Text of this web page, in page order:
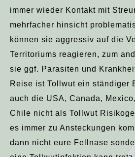
immer wieder Kontakt mit
mehrfacher hinsicht
können sie aggressiv auf die
Territoriums reagieren, zum
sie ggf. Parasiten und
Reise ist Tollwut ein ständiger
auch die USA, Canada,
Chile nicht als Tollwut
es immer zu Ansteckungen
dann nicht eure Fellnase